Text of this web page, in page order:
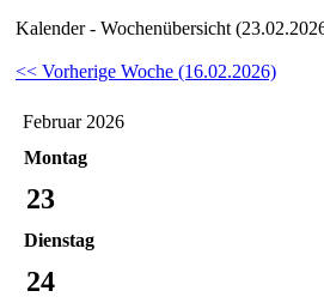
Kalender - Wochenübersicht
<< Vorherige Woche (16.02.2026)
Februar 2026
Montag
23
Dienstag
24